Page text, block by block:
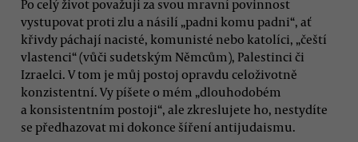
Po celý život považuji za svou mravní povinnost
vystupovat proti zlu a násilí „padni komu padni“, ať
křivdy páchají nacisté, komunisté nebo katolíci, „čeští
vlastenci“ (vůči sudetským Němcům), Palestinci či
Izraelci. V tom je můj postoj opravdu celoživotně
konzistentní. Vy píšete o mém „dlouhodobém
a konsistentním postoji“, ale zkreslujete ho, nestydíte
se předhazovat mi dokonce šíření antijudaismu.